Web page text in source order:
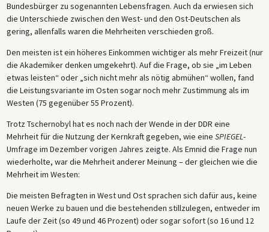
Bundesbürger zu sogenannten Lebensfragen. Auch da erwiesen sich
die Unterschiede zwischen den West- und den Ost-Deutschen als
gering, allenfalls waren die Mehrheiten verschieden groß.
Den meisten ist ein höheres Einkommen wichtiger als mehr Freizeit (nur
die Akademiker denken umgekehrt). Auf die Frage, ob sie „im Leben
etwas leisten“ oder „sich nicht mehr als nötig abmühen“ wollen, fand
die Leistungsvariante im Osten sogar noch mehr Zustimmung als im
Westen (75 gegenüber 55 Prozent).
Trotz Tschernobyl hat es noch nach der Wende in der DDR eine
Mehrheit für die Nutzung der Kernkraft gegeben, wie eine SPIEGEL-
Umfrage im Dezember vorigen Jahres zeigte. Als Emnid die Frage nun
wiederholte, war die Mehrheit anderer Meinung – der gleichen wie die
Mehrheit im Westen:
Die meisten Befragten in West und Ost sprachen sich dafür aus, keine
neuen Werke zu bauen und die bestehenden stillzulegen, entweder im
Laufe der Zeit (so 49 und 46 Prozent) oder sogar sofort (so 16 und 12